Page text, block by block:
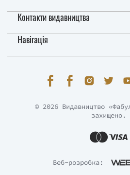
Контакти видавництва
Навігація
Веб-розробка:
© 2026 Видавництво
захищено.